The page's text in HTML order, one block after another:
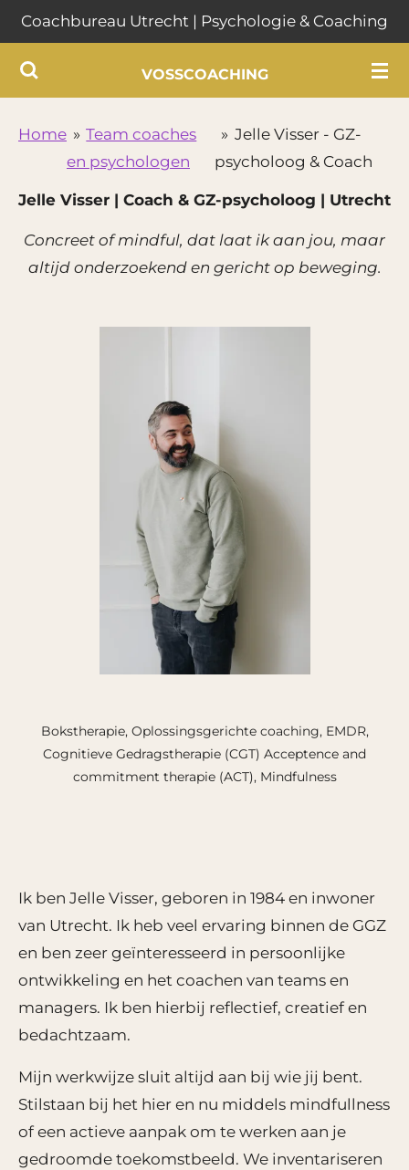
Ga
direct
naar
de
hoofdinhoud
VOSSCOACHING
Coachbureau Utrecht | Psychologie & Coaching
Home » Team coaches
en psychologen
» Jelle Visser - GZ-
psycholoog & Coach
Jelle Visser | Coach & GZ-psycholoog | Utrecht
Concreet of mindful, dat laat ik aan jou, maar
altijd onderzoekend en gericht op beweging.
Bokstherapie, Oplossingsgerichte coaching, EMDR,
Cognitieve Gedragstherapie (CGT) Acceptence and
commitment therapie (ACT), Mindfulness
Ik ben Jelle Visser, geboren in 1984 en inwoner
van Utrecht. Ik heb veel ervaring binnen de GGZ
en ben zeer geïnteresseerd in persoonlijke
ontwikkeling en het coachen van teams en
managers. Ik ben hierbij reflectief, creatief en
bedachtzaam.
Mijn werkwijze sluit altijd aan bij wie jij bent.
Stilstaan bij het hier en nu middels mindfullness
of een actieve aanpak om te werken aan je
gedroomde toekomstbeeld. We inventariseren